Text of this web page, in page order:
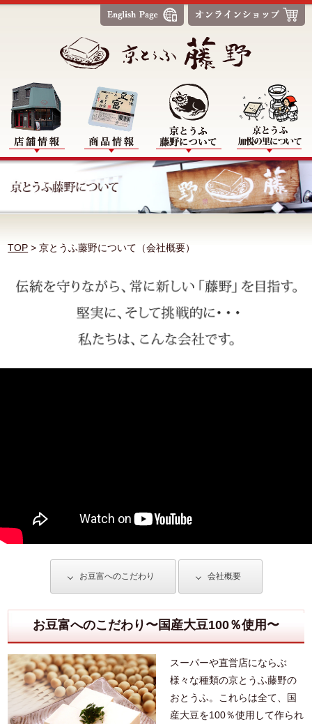
TOP >京とうふ藤野について（会社概要）
お豆富へのこだわり 会社概要
お豆富へのこだわり〜国産大豆100％使用〜
スーパーや直営店にならぶ
様々な種類の京とうふ藤野の
おとうふ。これらは全て、国
産大豆を100％使用して作られ